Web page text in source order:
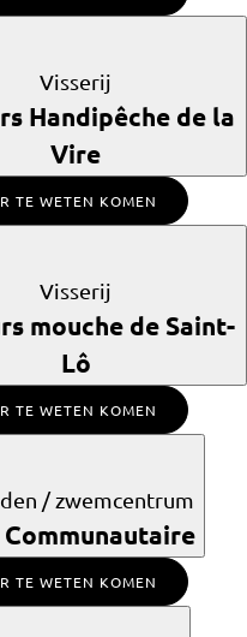
Visserij
Handipêche de la
Vire
TE WETEN KOMEN
Visserij
mouche de Saint-
Lô
TE WETEN KOMEN
/ zwemcentrum
Communautaire
TE WETEN KOMEN